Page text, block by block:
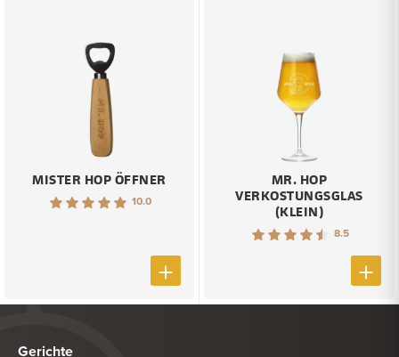
MISTER HOP ÖFFNER
10.0
MR. HOP
VERKOSTUNGSGLAS
(KLEIN)
8.5
Gerichte